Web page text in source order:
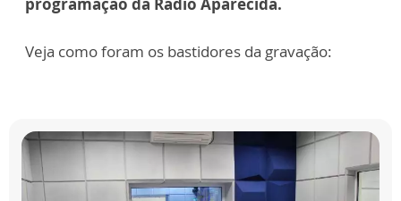
Veja como foram os bastidores da gravação: